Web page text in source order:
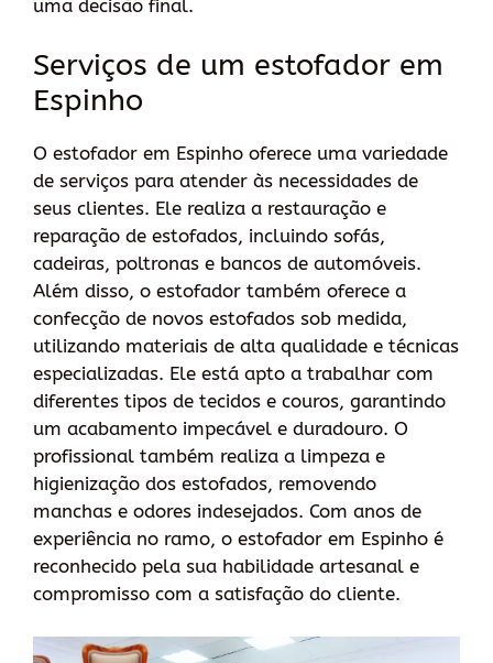
uma decisão final.
Serviços de um estofador em
Espinho
O estofador em Espinho oferece uma variedade
de serviços para atender às necessidades de
seus clientes. Ele realiza a restauração e
reparação de estofados, incluindo sofás,
cadeiras, poltronas e bancos de automóveis.
Além disso, o estofador também oferece a
confecção de novos estofados sob medida,
utilizando materiais de alta qualidade e técnicas
especializadas. Ele está apto a trabalhar com
diferentes tipos de tecidos e couros, garantindo
um acabamento impecável e duradouro. O
profissional também realiza a limpeza e
higienização dos estofados, removendo
manchas e odores indesejados. Com anos de
experiência no ramo, o estofador em Espinho é
reconhecido pela sua habilidade artesanal e
compromisso com a satisfação do cliente.